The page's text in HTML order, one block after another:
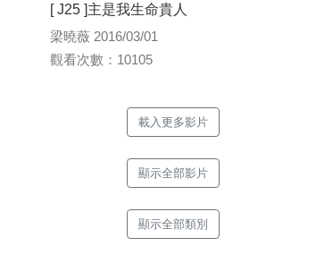
[ J25 ]主是我生命貴人
梁曉薇 2016/03/01
觀看次數：10105
載入更多影片
顯示全部影片
顯示全部類別